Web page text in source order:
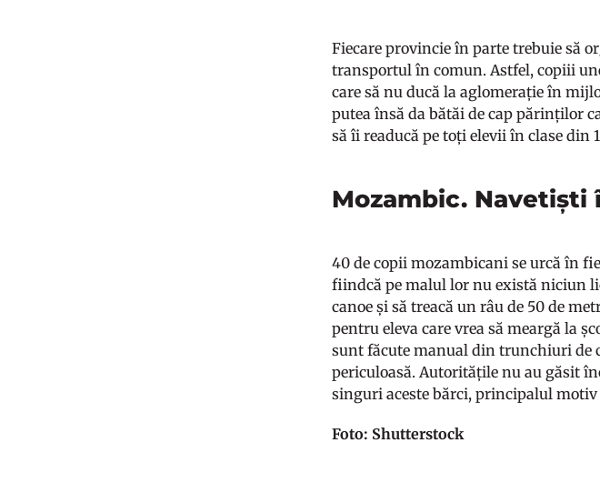
Fiecare provincie în parte trebuie să
transportul în comun. Astfel, copiii
care să nu ducă la aglomerație în
putea însă da bătăi de cap părinților
să îi readucă pe toți elevii în clase din
Mozambic. Navetiști
40 de copii mozambicani se urcă în
fiindcă pe malul lor nu există niciun
canoe și să treacă un râu de 50 de
pentru eleva care vrea să meargă la
sunt făcute manual din trunchiuri de
periculoasă. Autoritățile nu au găsit
singuri aceste bărci, principalul
Foto: Shutterstock